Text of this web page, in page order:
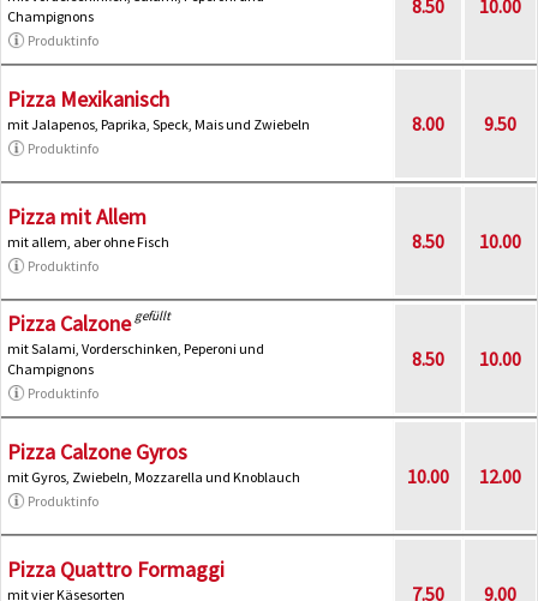
Champignons
Produktinfo
8.50 10.00
Pizza Mexikanisch
mit Jalapenos, Paprika, Speck, Mais und Zwiebeln
Produktinfo
8.00 9.50
Pizza mit Allem
mit allem, aber ohne Fisch
Produktinfo
8.50 10.00
Pizza Calzone gefüllt
mit Salami, Vorderschinken, Peperoni und
Champignons
Produktinfo
8.50 10.00
Pizza Calzone Gyros
mit Gyros, Zwiebeln, Mozzarella und Knoblauch
Produktinfo
10.00 12.00
Pizza Quattro Formaggi
mit vier Käsesorten
7.50 9.00